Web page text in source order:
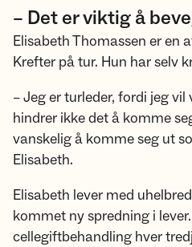
– Det er viktig å
Elisabeth Thomassen er en
Krefter på tur. Hun har selv
– Jeg er turleder, fordi jeg
hindrer ikke det å komme
vanskelig å komme seg ut
Elisabeth.
Elisabeth lever med
kommet ny spredning i
cellegiftbehandling hver